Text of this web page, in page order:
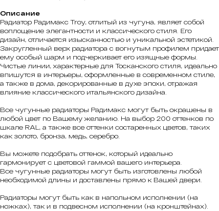
Описание
Радиатор Радимакс Troy, отлитый из чугуна, являет собой
воплощение элегантности и классического стиля. Его
дизайн, отличается изысканностью и уникальной эстетикой.
Закругленный верх радиатора с вогнутым профилем придает
ему особый шарм и подчеркивает его изящные формы.
Чистые линии, характерные для Тосканского стиля, идеально
впишутся в интерьеры, оформленные в современном стиле,
а также в дома, декорированные в духе эпохи, отражая
влияние классического итальянского дизайна.
Все чугунные радиаторы Радимакс могут быть окрашены в
любой цвет по Вашему желанию. На выбор 200 оттенков по
шкале RAL, а также все оттенки состаренных цветов, таких
как золото, бронза, медь, серебро.
Вы можете подобрать оттенок, который идеально
гармонирует с цветовой гаммой вашего интерьера.
Все чугунные радиаторы могут быть изготовлены любой
необходимой длины и доставлены прямо к Вашей двери.
Радиаторы могут быть как в напольном исполнении (на
ножках), так и в подвесном исполнении (на кронштейнах).